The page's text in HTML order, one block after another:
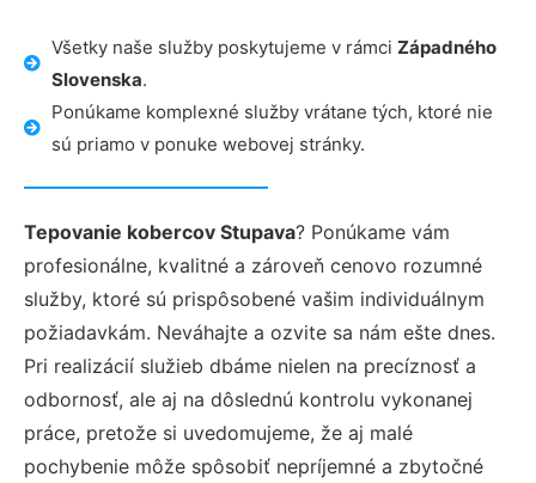
Všetky naše služby poskytujeme v rámci Západného
Slovenska.
Ponúkame komplexné služby vrátane tých, ktoré nie
sú priamo v ponuke webovej stránky.
Tepovanie kobercov Stupava? Ponúkame vám
profesionálne, kvalitné a zároveň cenovo rozumné
služby, ktoré sú prispôsobené vašim individuálnym
požiadavkám. Neváhajte a ozvite sa nám ešte dnes.
Pri realizácií služieb dbáme nielen na precíznosť a
odbornosť, ale aj na dôslednú kontrolu vykonanej
práce, pretože si uvedomujeme, že aj malé
pochybenie môže spôsobiť nepríjemné a zbytočné